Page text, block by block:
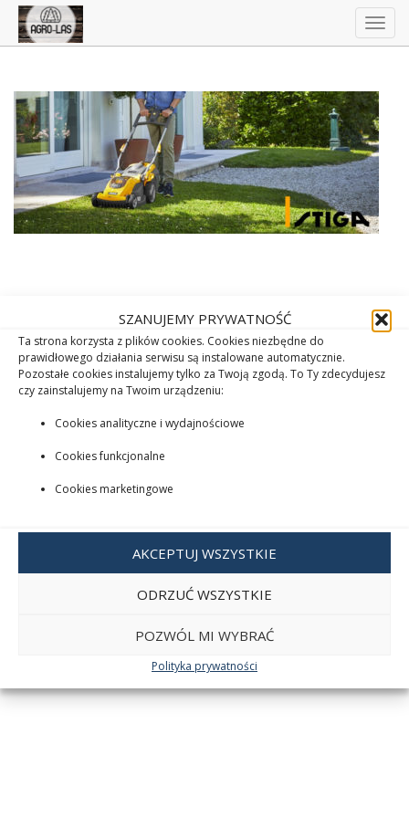
SZANUJEMY PRYWATNOŚĆ
Ta strona korzysta z plików cookies. Cookies niezbędne do
prawidłowego działania serwisu są instalowane automatycznie.
Pozostałe cookies instalujemy tylko za Twoją zgodą. To Ty zdecydujesz
czy zainstalujemy na Twoim urządzeniu:
Cookies analityczne i wydajnościowe
Cookies funkcjonalne
Cookies marketingowe
AKCEPTUJ WSZYSTKIE
ODRZUĆ WSZYSTKIE
POZWÓL MI WYBRAĆ
Polityka prywatności